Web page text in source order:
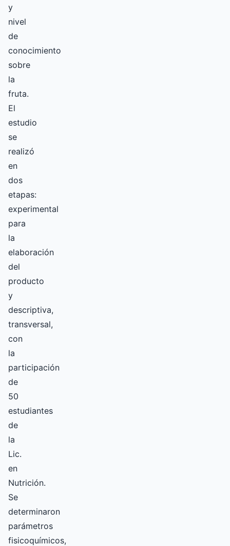
y
nivel
de
conocimiento
sobre
la
fruta.
El
estudio
se
realizó
en
dos
etapas:
experimental
para
la
elaboración
del
producto
y
descriptiva,
transversal,
con
la
participación
de
50
estudiantes
de
la
Lic.
en
Nutrición.
Se
determinaron
parámetros
fisicoquímicos,